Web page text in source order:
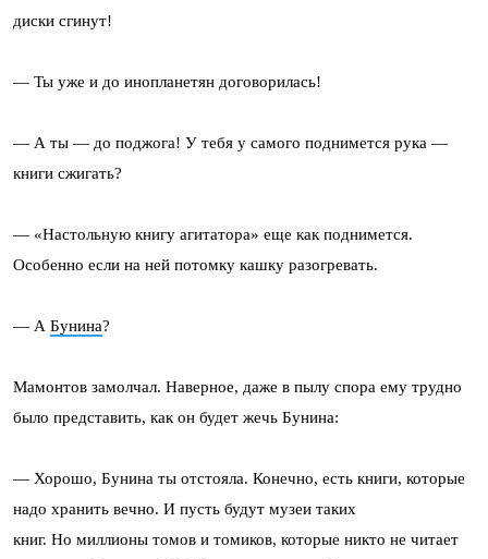
диски сгинут!
— Ты уже и до инопланетян договорилась!
— А ты — до поджога! У тебя у самого поднимется рука —
книги сжигать?
— «Настольную книгу агитатора» еще как поднимется.
Особенно если на ней потомку кашку разогревать.
— А Бунина?
Мамонтов замолчал. Наверное, даже в пылу спора ему трудно
было представить, как он будет жечь Бунина:
— Хорошо, Бунина ты отстояла. Конечно, есть книги, которые
надо хранить вечно. И пусть будут музеи таких
книг. Но миллионы томов и томиков, которые никто не читает